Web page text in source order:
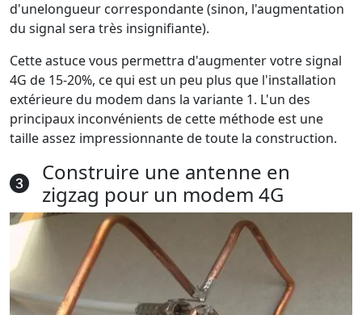
d'unelongueur correspondante (sinon, l'augmentation
du signal sera très insignifiante).
Cette astuce vous permettra d'augmenter votre signal
4G de 15-20%, ce qui est un peu plus que l'installation
extérieure du modem dans la variante 1. L'un des
principaux inconvénients de cette méthode est une
taille assez impressionnante de toute la construction.
Construire une antenne en
zigzag pour un modem 4G